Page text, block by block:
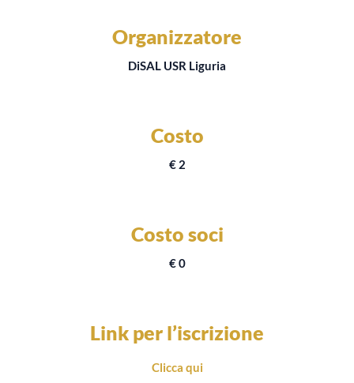
Organizzatore
DiSAL USR Liguria
Costo
€ 2
Costo soci
€ 0
Link per l’iscrizione
Clicca qui